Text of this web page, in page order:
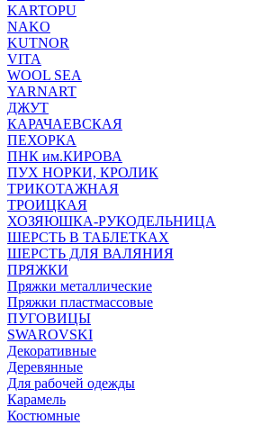
KARTOPU
NAKO
KUTNOR
VITA
WOOL SEA
YARNART
ДЖУТ
КАРАЧАЕВСКАЯ
ПЕХОРКА
ПНК им.КИРОВА
ПУХ НОРКИ, КРОЛИК
ТРИКОТАЖНАЯ
ТРОИЦКАЯ
ХОЗЯЮШКА-РУКОДЕЛЬНИЦА
ШЕРСТЬ В ТАБЛЕТКАХ
ШЕРСТЬ ДЛЯ ВАЛЯНИЯ
ПРЯЖКИ
Пряжки металлические
Пряжки пластмассовые
ПУГОВИЦЫ
SWAROVSKI
Декоративные
Деревянные
Для рабочей одежды
Карамель
Костюмные